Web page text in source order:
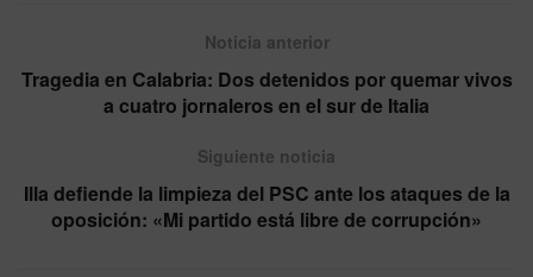
Noticia anterior
Tragedia en Calabria: Dos detenidos por quemar vivos
a cuatro jornaleros en el sur de Italia
Siguiente noticia
Illa defiende la limpieza del PSC ante los ataques de la
oposición: «Mi partido está libre de corrupción»